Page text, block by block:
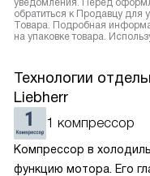
уведомления. Перед
обратиться к Продавцу для
Товара. Подробная
на упаковке товара.
Технологии
Liebherr
1 компрессор
Компрессор в
функцию мотора. Его